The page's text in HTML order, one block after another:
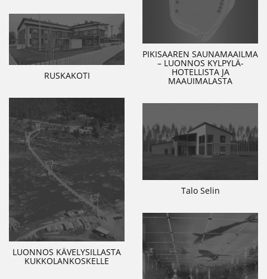
PIKISAAREN SAUNAMAAILMA
– LUONNOS KYLPYLÄ-
HOTELLISTA JA
MAAUIMALASTA
RUSKAKOTI
LUONNOS KÄVELYSILLASTA
KUKKOLANKOSKELLE
Talo Selin